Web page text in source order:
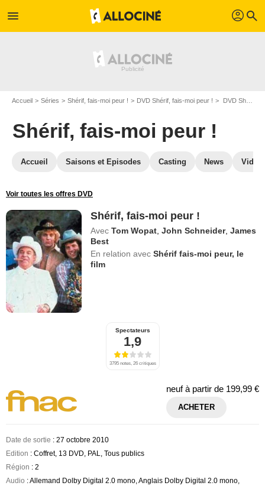
menu profil search
Accueil Séries Shérif, fais-moi peur ! DVD Shérif, fais-moi peur ! DVD Shérif, fais-moi peur !
Shérif, fais-moi peur !
Accueil Saisons et Episodes Casting News
Voir toutes les offres DVD
Shérif, fais-moi peur !
Avec Tom Wopat ,John Schneider,James
Best
En relation avec Shérif fais-moi peur, le
film
Spectateurs
1,9
3795 notes, 26 critiques
neuf à partir de 199,99 €
ACHETER
Date de sortie : 27 octobre 2010
Edition : Coffret, 13 DVD, PAL, Tous publics
Région : 2
Audio : Allemand Dolby Digital 2.0 mono, Anglais Dolby Digital 2.0 mono,